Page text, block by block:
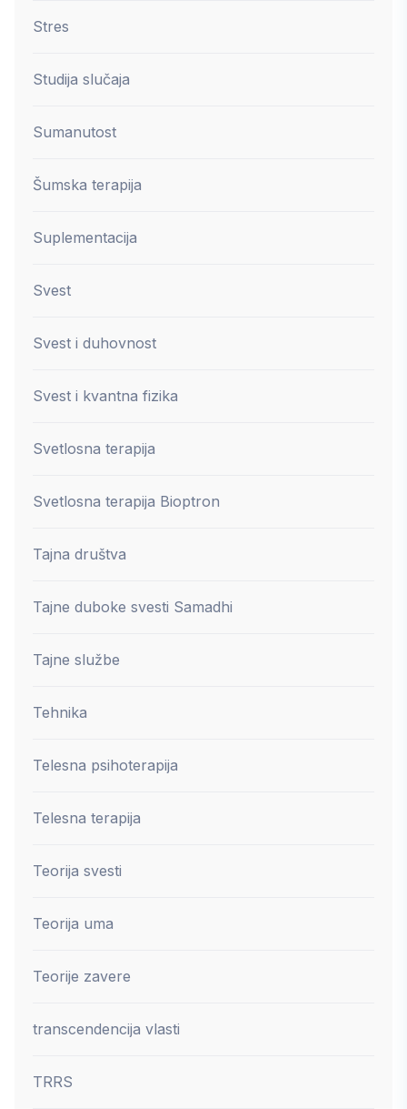
Stres
Studija slučaja
Sumanutost
Šumska terapija
Suplementacija
Svest
Svest i duhovnost
Svest i kvantna fizika
Svetlosna terapija
Svetlosna terapija Bioptron
Tajna društva
Tajne duboke svesti Samadhi
Tajne službe
Tehnika
Telesna psihoterapija
Telesna terapija
Teorija svesti
Teorija uma
Teorije zavere
transcendencija vlasti
TRRS